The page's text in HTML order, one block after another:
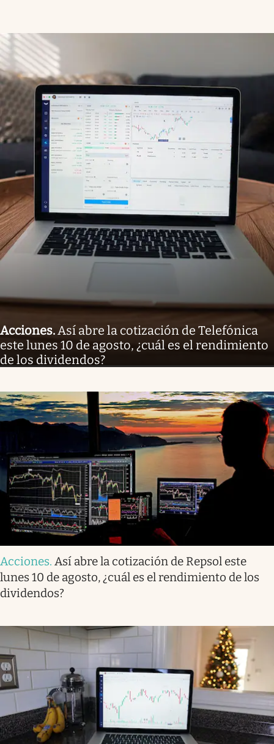
Acciones.Así abre la cotización de Telefónica
este lunes 10 de agosto, ¿cuál es el rendimiento
de los dividendos?
Acciones. Así abre la cotización de Repsol este
lunes 10 de agosto, ¿cuál es el rendimiento de los
dividendos?